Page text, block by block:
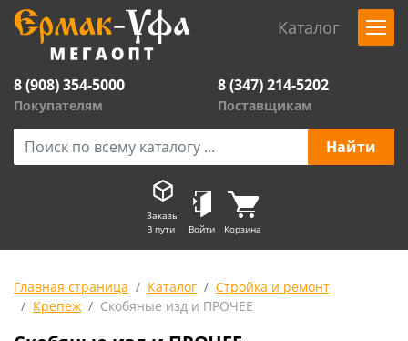
Каталог
8 (908) 354-5000
Покупателям
8 (347) 214-5202
Поставщикам
Заказы
В пути
Войти Корзина
Главная страница Каталог
Стройка и ремонт
Крепеж
Скобяные изд и ПРОЧЕЕ